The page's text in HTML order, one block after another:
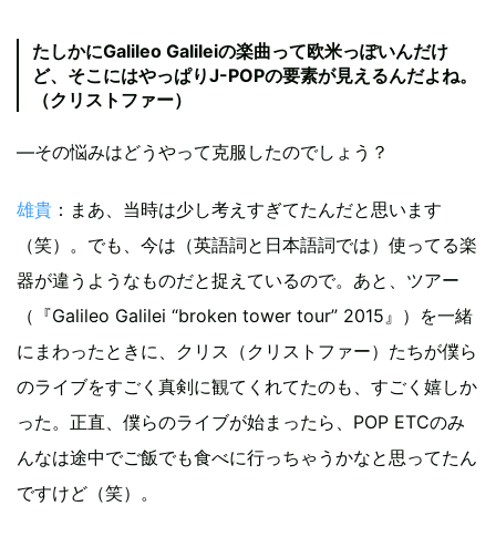
たしかにGalileo Galileiの楽曲って欧米っぽいんだけ
ど、そこにはやっぱりJ-POPの要素が見えるんだよね。
（クリストファー）
―その悩みはどうやって克服したのでしょう？
雄貴 ：まあ、当時は少し考えすぎてたんだと思います
（笑）。でも、今は（英語詞と日本語詞では）使ってる楽
器が違うようなものだと捉えているので。あと、ツアー
（『Galileo Galilei “broken tower tour” 2015』）を一緒
にまわったときに、クリス（クリストファー）たちが僕ら
のライブをすごく真剣に観てくれてたのも、すごく嬉しか
った。正直、僕らのライブが始まったら、POP ETCのみ
んなは途中でご飯でも食べに行っちゃうかなと思ってたん
ですけど（笑）。